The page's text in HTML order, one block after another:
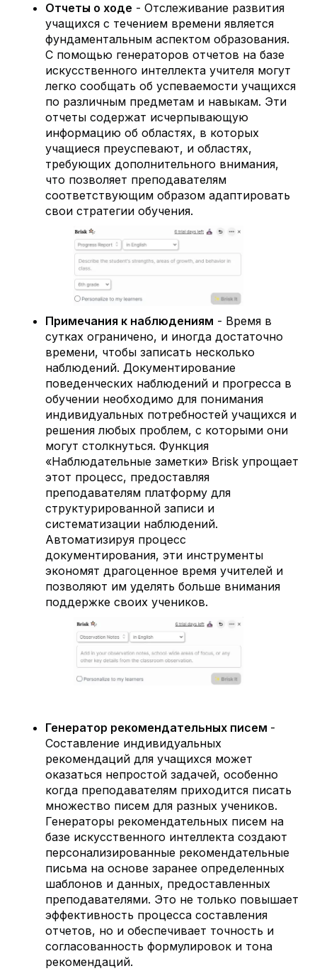
Отчеты о ходе - Отслеживание развития
учащихся с течением времени является
фундаментальным аспектом образования.
С помощью генераторов отчетов на базе
искусственного интеллекта учителя могут
легко сообщать об успеваемости учащихся
по различным предметам и навыкам. Эти
отчеты содержат исчерпывающую
информацию об областях, в которых
учащиеся преуспевают, и областях,
требующих дополнительного внимания,
что позволяет преподавателям
соответствующим образом адаптировать
свои стратегии обучения.
Примечания к наблюдениям - Время в
сутках ограничено, и иногда достаточно
времени, чтобы записать несколько
наблюдений. Документирование
поведенческих наблюдений и прогресса в
обучении необходимо для понимания
индивидуальных потребностей учащихся и
решения любых проблем, с которыми они
могут столкнуться. Функция
«Наблюдательные заметки» Brisk упрощает
этот процесс, предоставляя
преподавателям платформу для
структурированной записи и
систематизации наблюдений.
Автоматизируя процесс
документирования, эти инструменты
экономят драгоценное время учителей и
позволяют им уделять больше внимания
поддержке своих учеников.
Генератор рекомендательных писем -
Составление индивидуальных
рекомендаций для учащихся может
оказаться непростой задачей, особенно
когда преподавателям приходится писать
множество писем для разных учеников.
Генераторы рекомендательных писем на
базе искусственного интеллекта создают
персонализированные рекомендательные
письма на основе заранее определенных
шаблонов и данных, предоставленных
преподавателями. Это не только повышает
эффективность процесса составления
отчетов, но и обеспечивает точность и
согласованность формулировок и тона
рекомендаций.